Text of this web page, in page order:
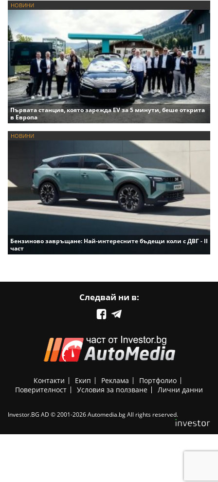
НОВИНИ
Първата станция, която зарежда EV за 5 минути, беше открита
в Европа
НОВИНИ
Бензиново завръщане: Най-интересните бъдещи коли с ДВГ - II
част
Следвай ни в:
Контакти Екип Реклама
Портфолио
Поверителност
Условия за ползване Лични данни
Investor.BG AD © 2001-2026 Automedia.bg All rights reserved.